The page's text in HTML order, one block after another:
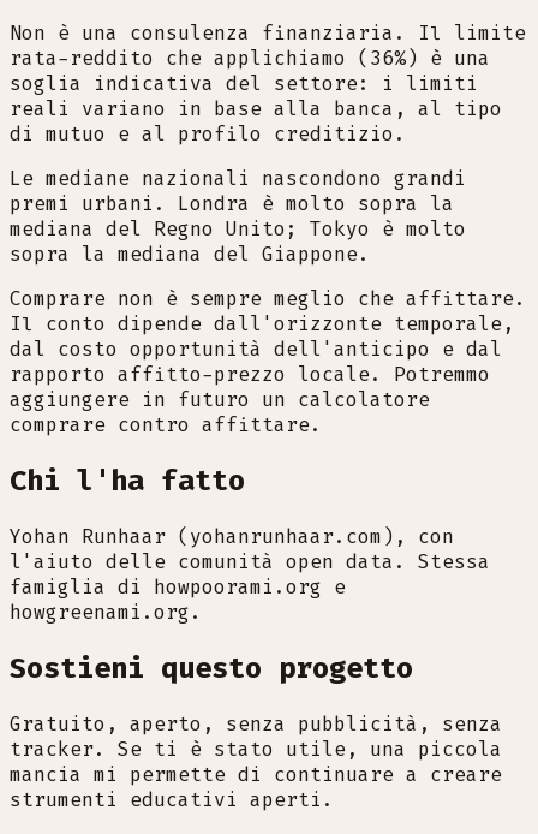
Non è una consulenza finanziaria. Il limite
rata-reddito che applichiamo (36%) è una
soglia indicativa del settore: i limiti
reali variano in base alla banca, al tipo
di mutuo e al profilo creditizio.
Le mediane nazionali nascondono grandi
premi urbani. Londra è molto sopra la
mediana del Regno Unito; Tokyo è molto
sopra la mediana del Giappone.
Comprare non è sempre meglio che affittare.
Il conto dipende dall'orizzonte temporale,
dal costo opportunità dell'anticipo e dal
rapporto affitto-prezzo locale. Potremmo
aggiungere in futuro un calcolatore
comprare contro affittare.
Chi l'ha fatto
Yohan Runhaar (yohanrunhaar.com), con
l'aiuto delle comunità open data. Stessa
famiglia di howpoorami.org e
howgreenami.org.
Sostieni questo progetto
Gratuito, aperto, senza pubblicità, senza
tracker. Se ti è stato utile, una piccola
mancia mi permette di continuare a creare
strumenti educativi aperti.